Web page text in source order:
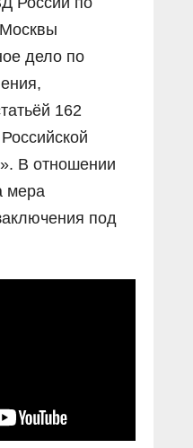
дело по
162
В отношении
мера
под